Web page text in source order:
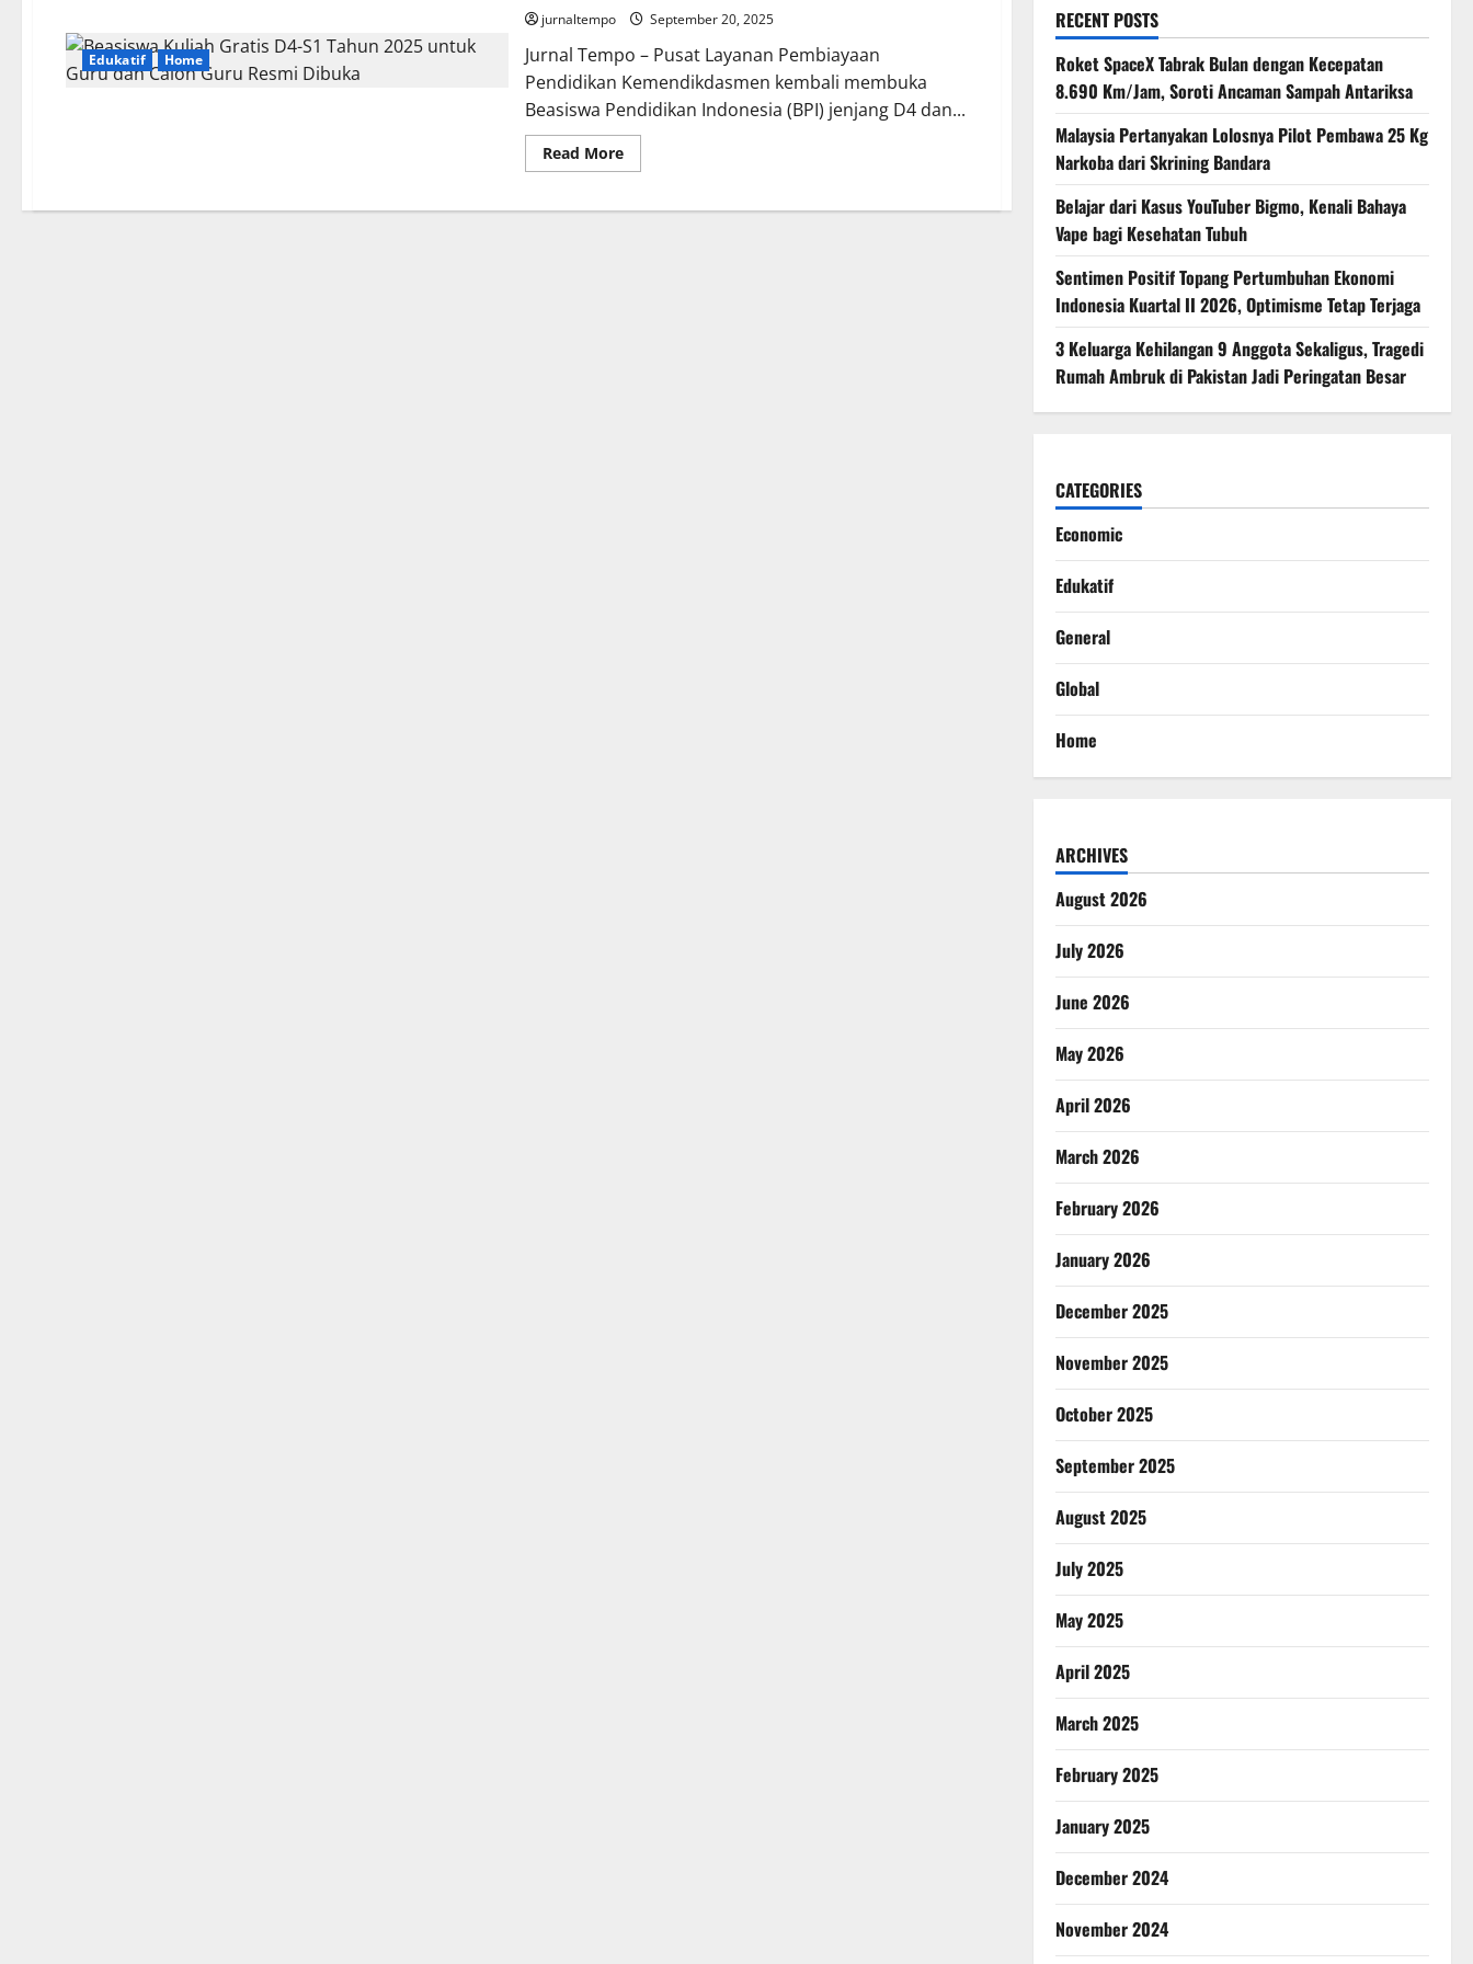
Edukatif Home
jurnaltempo September 20, 2025
Jurnal Tempo – Pusat Layanan Pembiayaan
Pendidikan Kemendikdasmen kembali membuka
Beasiswa Pendidikan Indonesia (BPI) jenjang D4 dan...
Read MoreRead
more
Kuliah
RECENT POSTS
Roket SpaceX Tabrak Bulan dengan Kecepatan
8.690 Km/Jam, Soroti Ancaman Sampah Antariksa
Malaysia Pertanyakan Lolosnya Pilot Pembawa 25 Kg
Narkoba dari Skrining Bandara
Belajar dari Kasus YouTuber Bigmo, Kenali Bahaya
Vape bagi Kesehatan Tubuh
Sentimen Positif Topang Pertumbuhan Ekonomi
Indonesia Kuartal II 2026, Optimisme Tetap Terjaga
3 Keluarga Kehilangan 9 Anggota Sekaligus, Tragedi
Rumah Ambruk di Pakistan Jadi Peringatan Besar
CATEGORIES
Economic
Edukatif
General
Global
Home
ARCHIVES
August 2026
July 2026
June 2026
May 2026
April 2026
March 2026
February 2026
January 2026
December 2025
November 2025
October 2025
September 2025
August 2025
July 2025
May 2025
April 2025
March 2025
February 2025
January 2025
December 2024
November 2024